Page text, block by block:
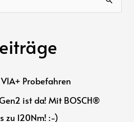
Probefahren
Gen2 ist da! Mit BOSCH®
zu 120Nm! :-)